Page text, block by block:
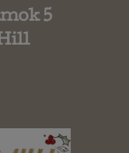
5